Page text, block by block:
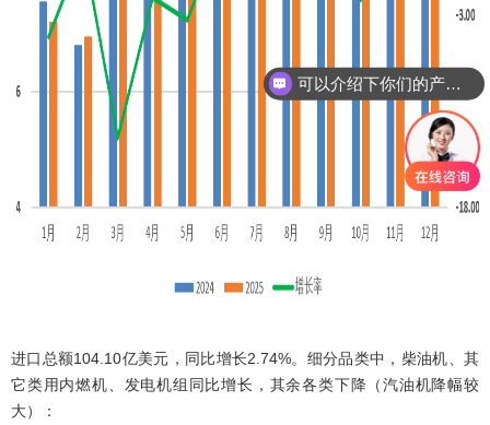
进口总额104.10亿美元，同比增长2.74%。细分品类中，柴油机、其
它类用内燃机、发电机组同比增长，其余各类下降（汽油机降幅较
大）：
可以介绍下你们的产品么